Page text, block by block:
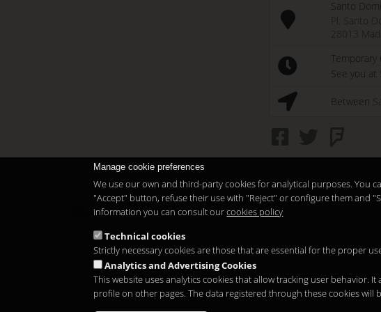
Santo
Pl. Santo
28013
Temporary
See you at
Between
Copyright 2026
Manage cookie preferences
We use our own and third-party cookies for analytical purposes. You
"Accept" button, refuse their use with "Reject" or configure them and
information you can consult ourcookies policy
Technical cookies
Strictly necessary cookies are those that are essential for the proper
Analytics and Advertising Cookies
This website uses analytics cookies that allow tracking user behavior.
profile on other pages. The data registered through these cookies will